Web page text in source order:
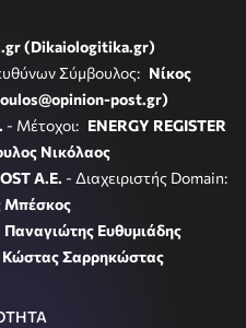
(Dikaiologitika.gr)
Σύμβουλος: Νίκος
post.gr)
- Μέτοχοι: ENERGY REGISTER
Νικόλαος
A.E. - Διαχειριστής Domain:
Μπέσκος
Παναγιώτης Ευθυμιάδης
Κώστας Σαρρηκώστας